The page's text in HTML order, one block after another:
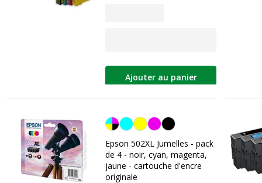
Ajouter au panier
Noir/cyan/magenta/jaune
Epson 502XL Jumelles - pack
de 4 - noir, cyan, magenta,
jaune - cartouche d'encre
originale